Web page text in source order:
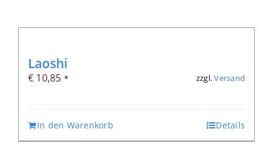
Laoshi
€ 10,85 * zzgl.Versand
In den Warenkorb Details